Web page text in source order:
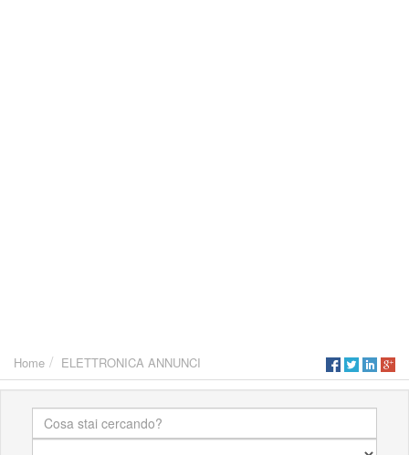
Home ELETTRONICA ANNUNCI